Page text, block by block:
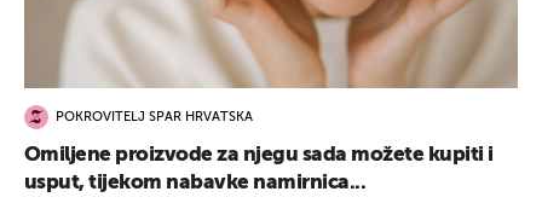
POKROVITELJ SPAR HRVATSKA
Omiljene proizvode za njegu sada možete kupiti i
usput, tijekom nabavke namirnica...